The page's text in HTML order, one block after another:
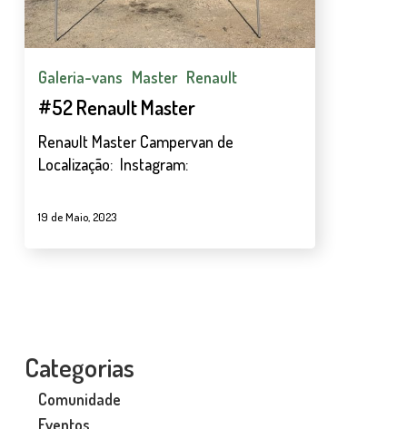
Galeria-vans Master Renault
#52 Renault Master
Renault Master Campervan de
Localização: Instagram:
19 de Maio, 2023
Categorias
Comunidade
Eventos